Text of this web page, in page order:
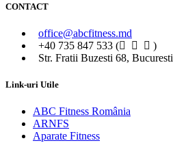
CONTACT
office@abcfitness.md
+40 735 847 533 (
)
Str. Fratii Buzesti 68, Bucuresti
Link-uri Utile
ABC Fitness România
ARNFS
Aparate Fitness